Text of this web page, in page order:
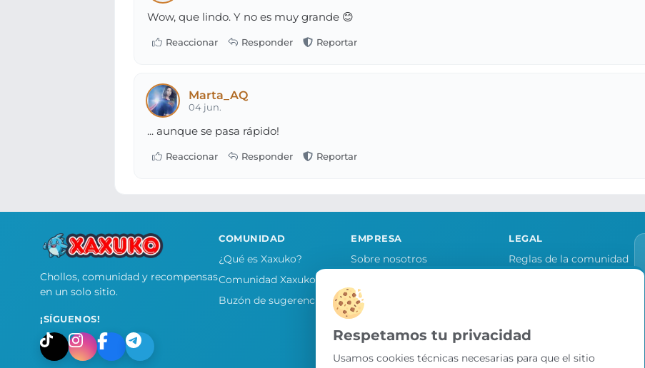
Wow, que lindo. Y no es muy grande 😊
Marta_AQ
04 jun.
... aunque se pasa rápido!
Chollos, comunidad y recompensas
en un solo sitio.
¡SÍGUENOS!
COMUNIDAD
¿Qué es Xaxuko?
Comunidad Xaxuko
Buzón de sugerencias
EMPRESA
Sobre nosotros
Contacto
LEGAL
Reglas de la comunidad
Preferencias de cookies
Respetamos tu privacidad
Usamos cookies técnicas necesarias para que el sitio